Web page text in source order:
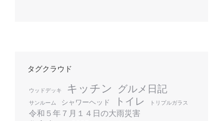
タグクラウド
ウッドデッキ キッチン グルメ日記
サンルーム シャワーヘッド トイレ トリプルガラス
令和５年７月１４日の大雨災害